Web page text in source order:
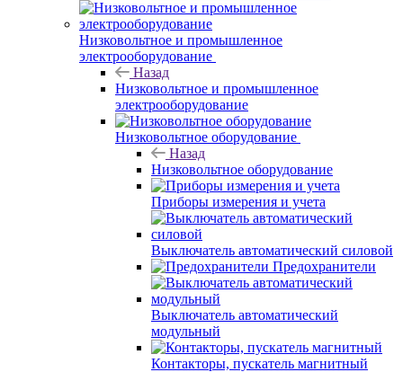
Низковольтное и промышленное
электрооборудование
Назад
Низковольтное и промышленное
электрооборудование
Низковольтное оборудование
Назад
Низковольтное оборудование
Приборы измерения и учета
Выключатель автоматический силовой
Предохранители
Выключатель автоматический
модульный
Контакторы, пускатель магнитный